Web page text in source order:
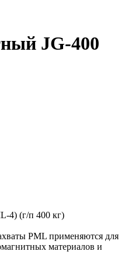
JG-400
4) (г/п 400 кг)
PML применяются для
материалов и